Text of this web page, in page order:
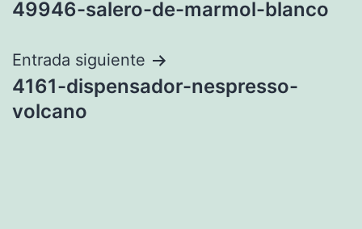
de
entradas
49946-salero-de-marmol-blanco
Entrada siguiente
4161-dispensador-nespresso-
volcano